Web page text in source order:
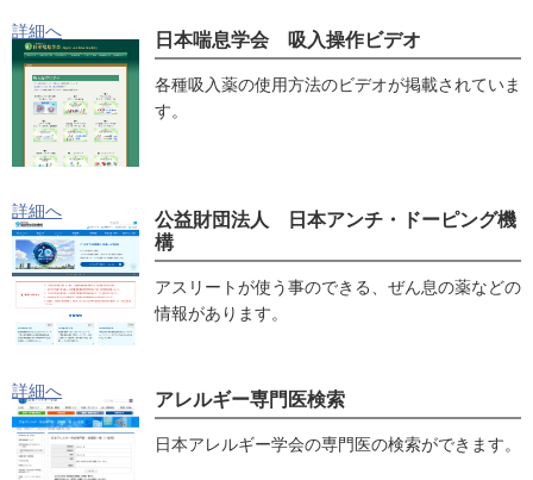
詳細へ 日本喘息学会 吸入操作ビデオ
各種吸入薬の使用方法のビデオが掲載されていま
す。
詳細へ
公益財団法人 日本アンチ・ドーピング機
構
アスリートが使う事のできる、ぜん息の薬などの
情報があります。
詳細へ アレルギー専門医検索
日本アレルギー学会の専門医の検索ができます。